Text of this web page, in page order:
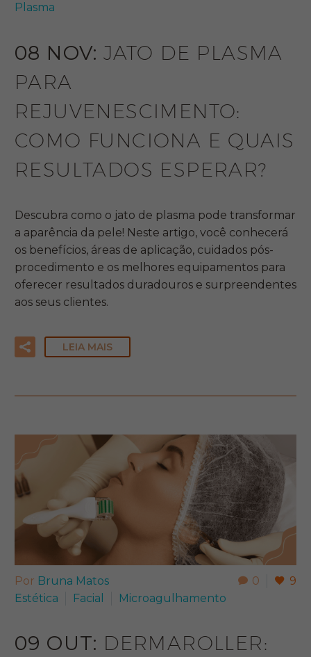
Plasma
08 NOV:JATO DE PLASMA
PARA
REJUVENESCIMENTO:
COMO FUNCIONA E QUAIS
RESULTADOS ESPERAR?
Descubra como o jato de plasma pode transformar
a aparência da pele! Neste artigo, você conhecerá
os benefícios, áreas de aplicação, cuidados pós-
procedimento e os melhores equipamentos para
oferecer resultados duradouros e surpreendentes
aos seus clientes.
LEIA MAIS
0 9
Por Bruna Matos
Estética
Facial Microagulhamento
09 OUT: DERMAROLLER: